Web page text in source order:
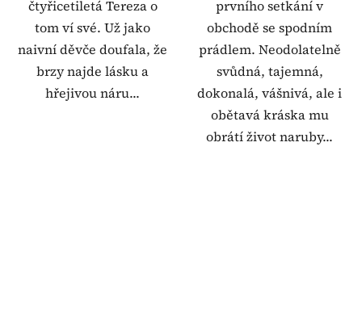
čtyřicetiletá Tereza o
tom ví své. Už jako
naivní děvče doufala, že
brzy najde lásku a
hřejivou náru...
prvního setkání v
obchodě se spodním
prádlem. Neodolatelně
svůdná, tajemná,
dokonalá, vášnivá, ale i
obětavá kráska mu
obrátí život naruby...